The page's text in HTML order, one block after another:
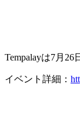
Tempalayは7月26
イベント詳細：